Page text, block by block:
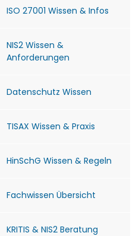
ISO 27001 Wissen & Infos
NIS2 Wissen &
Anforderungen
Datenschutz Wissen
TISAX Wissen & Praxis
HinSchG Wissen & Regeln
Fachwissen Übersicht
KRITIS & NIS2 Beratung